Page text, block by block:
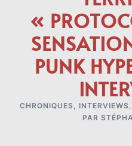
«
PUNK
CHRONIQUES , INTERVIEWS ,
PAR